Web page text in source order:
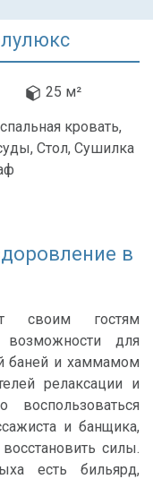
25 м²
кровать,
Стол, Сушилка
в
своим гостям
возможности для
баней и хаммамом
релаксации и
и банщика,
силы.
есть бильярд,